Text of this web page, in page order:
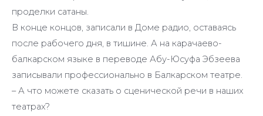
проделки сатаны.
В конце концов, записали в Доме радио, оставаясь
после рабочего дня, в тишине. А на карачаево-
балкарском языке в переводе Абу-Юсуфа Эбзеева
записывали профессионально в Балкарском театре.
– А что можете сказать о сценической речи в наших
театрах?